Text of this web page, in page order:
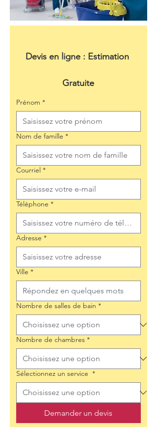
Devis en ligne : Estimation
Gratuite
Prénom *
Nom de famille *
Courriel *
Téléphone *
Adresse *
Ville *
Nombre de salles de bain *
Nombre de chambres *
Sélectionnez un service *
Demander un devis